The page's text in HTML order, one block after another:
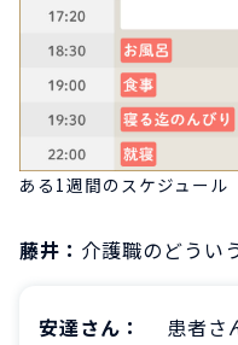
ある1週間のスケジュール
藤井： 介護職のどうい
安達さん： 患者さ